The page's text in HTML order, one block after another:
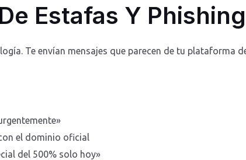
Estafas Y Phishing
Te envían mensajes que parecen de tu plataforma
el dominio oficial
del 500% solo hoy»